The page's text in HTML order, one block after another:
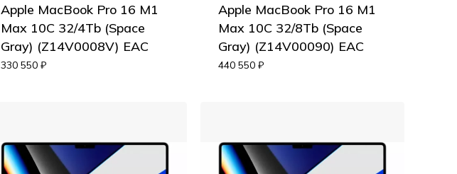
Корзина пуста.
Apple MacBook Pro 16 M1
Max 10C 32/4Tb (Space
Gray) (Z14V0008V) EAC
330 550 ₽
Apple MacBook Pro 16 M1
Max 10C 32/8Tb (Space
Gray) (Z14V00090) EAC
440 550 ₽